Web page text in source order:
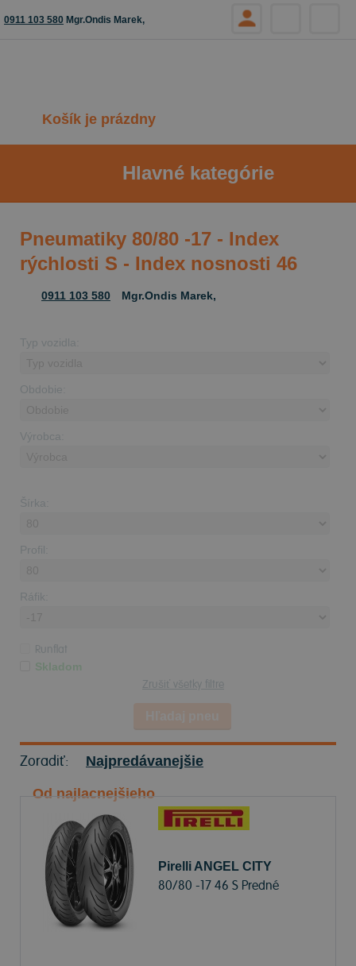
0911 103 580 Mgr.Ondis Marek,
Košík je prázdny
Hlavné kategórie
Pneumatiky 80/80 -17 - Index
rýchlosti S - Index nosnosti 46
0911 103 580 Mgr.Ondis Marek,
Typ vozidla:
Obdobie:
Výrobca:
Šírka:
Profil:
Ráfik:
Runflat
Skladom
Zrušiť všetky filtre
Zoradiť: Najpredávanejšie
Od najlacnejšieho
Pirelli ANGEL CITY
80/80 -17 46 S Predné